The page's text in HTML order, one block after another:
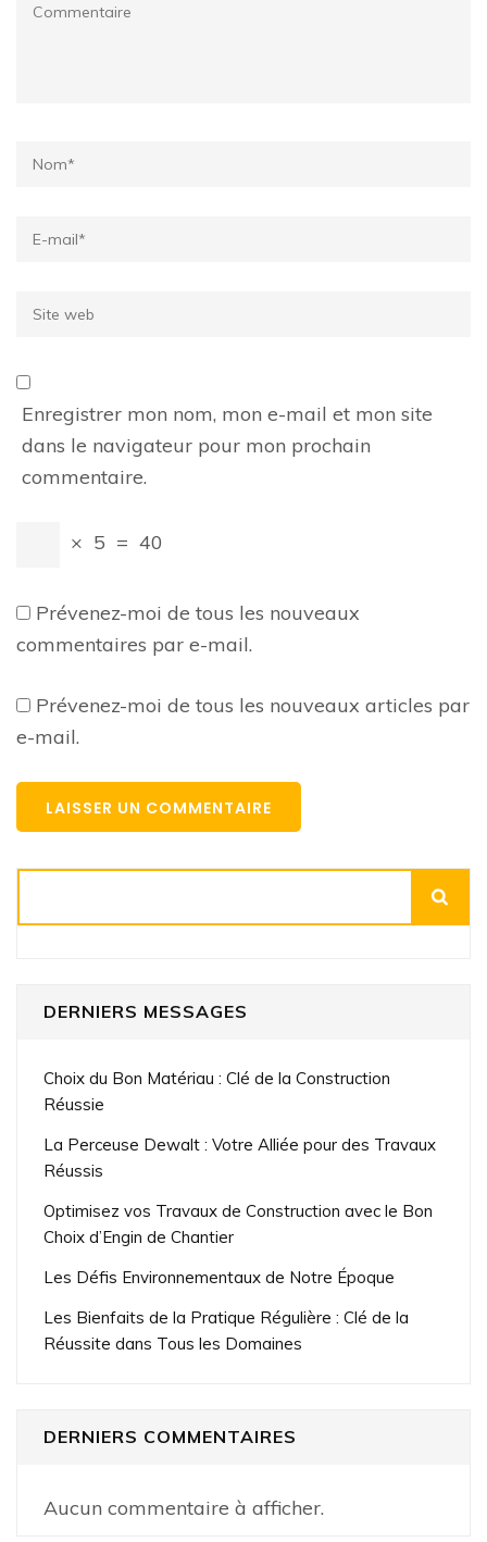
Name*
Email*
Site
Enregistrer mon nom, mon e-mail et mon site
dans le navigateur pour mon prochain
commentaire.
× 5 = 40
Prévenez-moi de tous les nouveaux
commentaires par e-mail.
Prévenez-moi de tous les nouveaux articles par
e-mail.
DERNIERS MESSAGES
Choix du Bon Matériau : Clé de la Construction
Réussie
La Perceuse Dewalt : Votre Alliée pour des Travaux
Réussis
Optimisez vos Travaux de Construction avec le Bon
Choix d’Engin de Chantier
Les Défis Environnementaux de Notre Époque
Les Bienfaits de la Pratique Régulière : Clé de la
Réussite dans Tous les Domaines
DERNIERS COMMENTAIRES
Aucun commentaire à afficher.